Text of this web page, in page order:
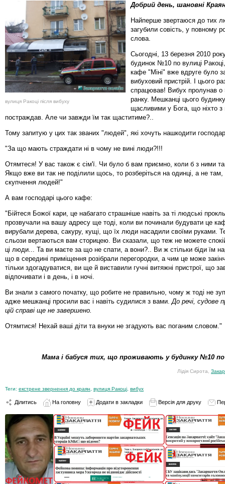
вулиця Ракоці після вибуху
Добрий день, шановні
Найперше звертаюся до тих
загубили совість, у повному
слова.
Сьогодні, 13 березня 2010
будинок №10 по вулиці
кафе "Міні" вже вдруге було
вибуховий пристрій. І цього
спрацював! Вибух пролунав о
ранку. Мешканці цього
щасливими у Бога, що ніхто з
постраждав. Але чи завжди їм так щаститиме?..
Тому запитую у цих так званих "людей", які хочуть нашкодити
"За що мають страждати ні в чому не вині люди?!!!
Отямтеся! У вас також є сім'ї. Чи було б вам приємно, коли б з ними
Якщо вже ви так не поділили щось, то розберіться на одинці, а не
скупчення людей!"
А вам господарі цього кафе:
"Бійтеся Божої кари, це набагато страшніше навіть за ті людські
прозвучали на вашу адресу ще тоді, коли ви починали будувати це
вирубали дерева, сакуру, кущі, що їх люди насадили своїми руками.
сльози вертаються вам сторицею. Ви сказали, що теж не можете
ці люди... Та ви маєте за що не спати, а вони?.. Ви ж стільки біди їм
що в середині приміщення розібрали перегородки, а чим це може
тільки здогадуватися, ви ще й виставили гучні витяжні пристрої, що
відпочивати і в день, і в ночі.
Ви знали з самого початку, що робите не правильно, чому ж тоді не
адже мешканці просили вас і навіть судилися з вами. До речі, судове
цій справі ще не завершено.
Отямтися! Нехай ваші діти та внуки не згадують вас поганим словом."
Мама і бабуся тих, що проживають у будинку №10 по
Лідія Сирота,
Теги: екстрене звернення до краян вулиця Ракоці вибух
Ділитись На головну Додати в закладки Версія для друку